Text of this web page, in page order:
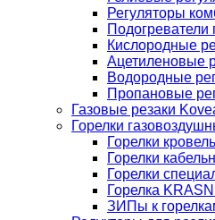
Регуляторы
Подогреватели
Кислородные
Ацетиленовые
Водородные
Пропановые
Газовые резаки
Горелки
Горелки
Горелки
Горелки
Горелка
ЗИПы к